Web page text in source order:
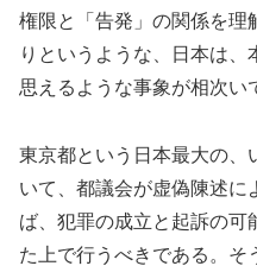
権限と「告発」の関係を理
りというような、日本は、
思えるような事象が相次い
東京都という日本最大の、
いて、都議会が虚偽陳述に
ば、犯罪の成立と起訴の可
た上で行うべきである。そ